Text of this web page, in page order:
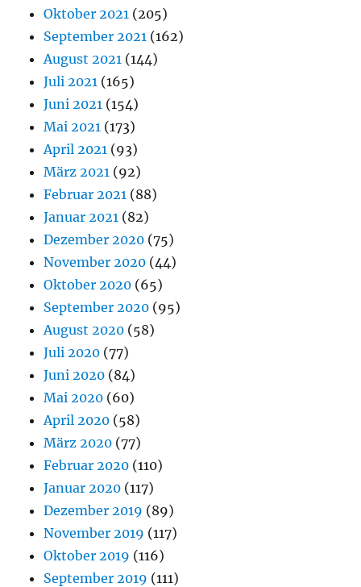
Oktober 2021 (205)
September 2021 (162)
August 2021 (144)
Juli 2021 (165)
Juni 2021 (154)
Mai 2021 (173)
April 2021 (93)
März 2021 (92)
Februar 2021 (88)
Januar 2021 (82)
Dezember 2020 (75)
November 2020 (44)
Oktober 2020 (65)
September 2020 (95)
August 2020 (58)
Juli 2020 (77)
Juni 2020 (84)
Mai 2020 (60)
April 2020 (58)
März 2020 (77)
Februar 2020 (110)
Januar 2020 (117)
Dezember 2019 (89)
November 2019 (117)
Oktober 2019 (116)
September 2019 (111)